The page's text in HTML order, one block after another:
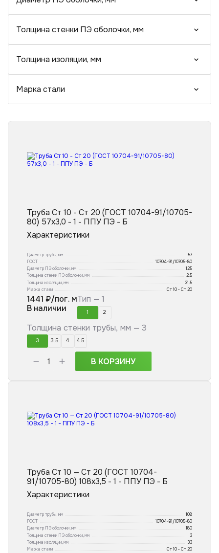
Отводы стальные ППУ
Толщина стенки ПЭ оболочки, мм
Толщина изоляции, мм
Марка стали
Труба Ст 10 - Ст 20 (ГОСТ 10704-91/10705-
80) 57х3,0 - 1 - ППУ ПЭ - Б
Характеристики
Диаметр трубы, мм
57
ГОСТ
10704-91/10705-80
Диаметр ПЭ оболочки, мм
125
Толщина стенки ПЭ оболочки, мм
2.5
Толщина изоляции, мм
31.5
Марка стали
Ст 10 - Ст 20
1441 ₽/пог. м
В наличии
Тип — 1
1 2
Толщина стенки трубы, мм — 3
3 3.5 4 4.5
В КОРЗИНУ
Труба Ст 10 — Ст 20 (ГОСТ 10704-
91/10705-80) 108x3,5 - 1 - ППУ ПЭ - Б
Характеристики
Диаметр трубы, мм
108
ГОСТ
10704-91/10705-80
Диаметр ПЭ оболочки, мм
180
Толщина стенки ПЭ оболочки, мм
3
Толщина изоляции, мм
33
Марка стали
Ст 10 - Ст 20